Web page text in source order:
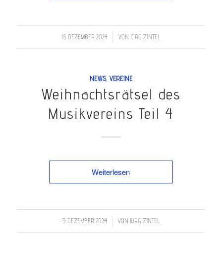
15. DEZEMBER 2024
/ VON JÖRG ZINTEL
NEWS, VEREINE
Weihnachtsrätsel des
Musikvereins Teil 4
Weiterlesen
9. DEZEMBER 2024
/ VON JÖRG ZINTEL